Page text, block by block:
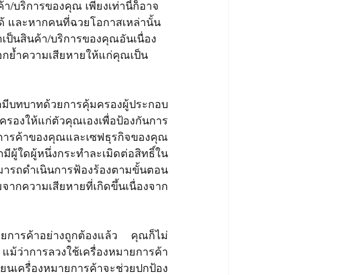
/บริการของคุณ เพียงเท่านี้ก็อาจ
และหากคนที่ฉวยโอกาสเหล่านั้น
ป็นสินค้า/บริการของคุณอันเนื่อง
ย้ำความเสียหายให้แก่คุณเป็น
องให้แก่ตัวคุณเองเพื่อป้องกันการ
ารค้าของคุณและเซฟธุรกิจของคุณ
ผู้ใดผู้หนึ่งกระทำละเมิดต่อสิทธิ์ใน
ถดำเนินการฟ้องร้องตามขั้นตอน
ความเสียหายที่เกิดขึ้นเนื่องจาก
ว่าการลวงใช้เครื่องหมายการค้า
นเครื่องหมายการค้าจะช่วยปกป้อง